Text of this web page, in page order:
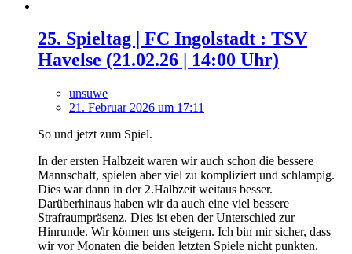
25. Spieltag | FC Ingolstadt : TSV
Havelse (21.02.26 | 14:00 Uhr)
unsuwe
21. Februar 2026 um 17:11
So und jetzt zum Spiel.
In der ersten Halbzeit waren wir auch schon die bessere
Mannschaft, spielen aber viel zu kompliziert und schlampig.
Dies war dann in der 2.Halbzeit weitaus besser.
Darüberhinaus haben wir da auch eine viel bessere
Strafraumpräsenz. Dies ist eben der Unterschied zur
Hinrunde. Wir können uns steigern. Ich bin mir sicher, dass
wir vor Monaten die beiden letzten Spiele nicht punkten.